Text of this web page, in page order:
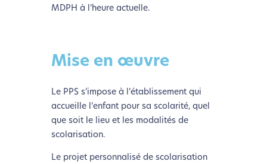
concerne aussi !
Nous avons développé ce site Internet dans le cadre
MDPH à l’heure actuelle.
Mise en œuvre
Le PPS s’impose à l’établissement qui
accueille l’enfant pour sa scolarité, quel
que soit le lieu et les modalités de
scolarisation.
Le projet personnalisé de scolarisation